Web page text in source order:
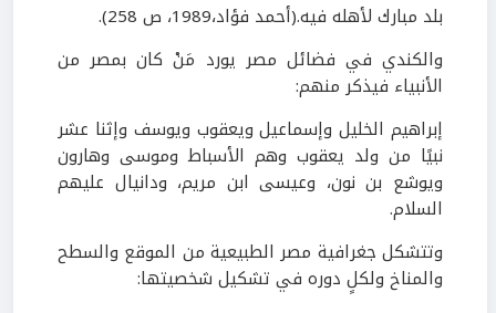
بلد مبارك لأهله فيه.(أحمد فؤاد،1989، ص 258).
والكندي في فضائل مصر يورد مَنْ كان بمصر من
الأنبياء فيذكر منهم:
إبراهيم الخليل وإسماعيل ويعقوب ويوسف وإثنا عشر
نبيًا من ولد يعقوب وهم الأسباط وموسى وهارون
ويوشع بن نون، وعيسى ابن مريم، ودانيال عليهم
السلام.
وتتشكل جغرافية مصر الطبيعية من الموقع والسطح
والمناخ ولكلٍ دوره في تشكيل شخصيتها: